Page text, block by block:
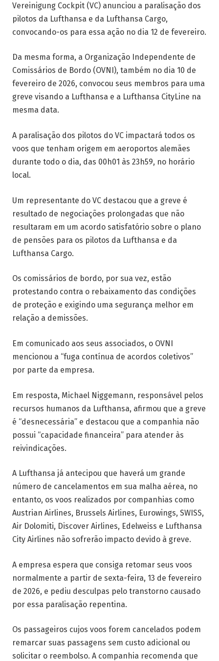
Vereinigung Cockpit (VC) anunciou a paralisação dos
pilotos da Lufthansa e da Lufthansa Cargo,
convocando-os para essa ação no dia 12 de fevereiro.
Da mesma forma, a Organização Independente de
Comissários de Bordo (OVNI), também no dia 10 de
fevereiro de 2026, convocou seus membros para uma
greve visando a Lufthansa e a Lufthansa CityLine na
mesma data.
A paralisação dos pilotos do VC impactará todos os
voos que tenham origem em aeroportos alemães
durante todo o dia, das 00h01 às 23h59, no horário
local.
Um representante do VC destacou que a greve é
resultado de negociações prolongadas que não
resultaram em um acordo satisfatório sobre o plano
de pensões para os pilotos da Lufthansa e da
Lufthansa Cargo.
Os comissários de bordo, por sua vez, estão
protestando contra o rebaixamento das condições
de proteção e exigindo uma segurança melhor em
relação a demissões.
Em comunicado aos seus associados, o OVNI
mencionou a “fuga contínua de acordos coletivos”
por parte da empresa.
Em resposta, Michael Niggemann, responsável pelos
recursos humanos da Lufthansa, afirmou que a greve
é “desnecessária” e destacou que a companhia não
possui “capacidade financeira” para atender às
reivindicações.
A Lufthansa já antecipou que haverá um grande
número de cancelamentos em sua malha aérea, no
entanto, os voos realizados por companhias como
Austrian Airlines, Brussels Airlines, Eurowings, SWISS,
Air Dolomiti, Discover Airlines, Edelweiss e Lufthansa
City Airlines não sofrerão impacto devido à greve.
A empresa espera que consiga retomar seus voos
normalmente a partir de sexta-feira, 13 de fevereiro
de 2026, e pediu desculpas pelo transtorno causado
por essa paralisação repentina.
Os passageiros cujos voos forem cancelados podem
remarcar suas passagens sem custo adicional ou
solicitar o reembolso. A companhia recomenda que